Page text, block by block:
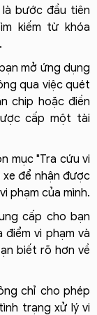
bước đầu tiên
kiếm từ khóa
mở ứng dụng
qua việc quét
chip hoặc điền
cấp một tài
mục "Tra cứu vi
xe để nhận được
phạm của mình.
cấp cho bạn
vi phạm và
biết rõ hơn về
chỉ cho phép
trạng xử lý vi